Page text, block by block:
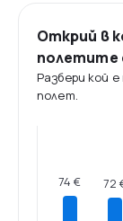
Открий в
полетите
Разбери кой
полет.
74 € 72